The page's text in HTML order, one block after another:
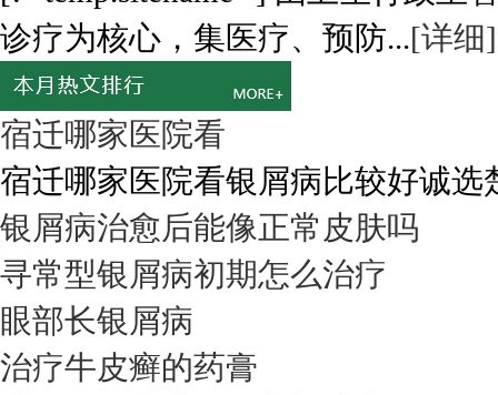
诊疗为核心，集医疗、预防...[详细]
宿迁哪家医院看
宿迁哪家医院看银屑病比较好诚选
银屑病治愈后能像正常皮肤吗
寻常型银屑病初期怎么治疗
眼部长银屑病
治疗牛皮癣的药膏